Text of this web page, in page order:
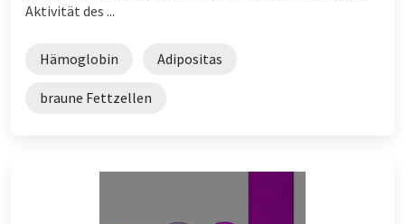
Aktivität des ...
Hämoglobin Adipositas
braune Fettzellen